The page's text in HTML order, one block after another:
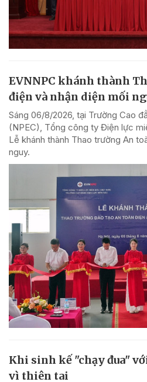
EVNNPC khánh thành
điện và nhận diện mối
Sáng 06/8/2026, tại Trường Cao
(NPEC), Tổng công ty Điện lực
Lễ khánh thành Thao trường An
nguy.
Khi sinh kế "chạy đua"
vì thiên tai